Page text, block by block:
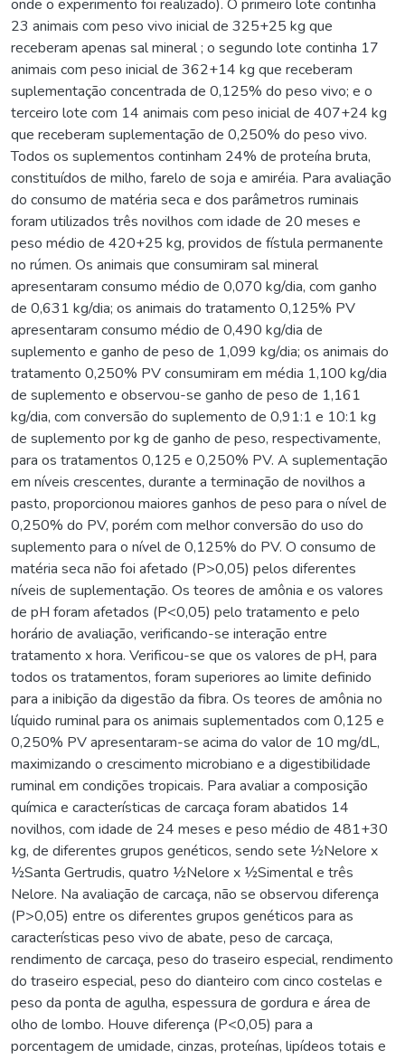
onde o experimento foi realizado). O primeiro lote continha
23 animais com peso vivo inicial de 325+25 kg que
receberam apenas sal mineral ; o segundo lote continha 17
animais com peso inicial de 362+14 kg que receberam
suplementação concentrada de 0,125% do peso vivo; e o
terceiro lote com 14 animais com peso inicial de 407+24 kg
que receberam suplementação de 0,250% do peso vivo.
Todos os suplementos continham 24% de proteína bruta,
constituídos de milho, farelo de soja e amiréia. Para avaliação
do consumo de matéria seca e dos parâmetros ruminais
foram utilizados três novilhos com idade de 20 meses e
peso médio de 420+25 kg, providos de fístula permanente
no rúmen. Os animais que consumiram sal mineral
apresentaram consumo médio de 0,070 kg/dia, com ganho
de 0,631 kg/dia; os animais do tratamento 0,125% PV
apresentaram consumo médio de 0,490 kg/dia de
suplemento e ganho de peso de 1,099 kg/dia; os animais do
tratamento 0,250% PV consumiram em média 1,100 kg/dia
de suplemento e observou-se ganho de peso de 1,161
kg/dia, com conversão do suplemento de 0,91:1 e 10:1 kg
de suplemento por kg de ganho de peso, respectivamente,
para os tratamentos 0,125 e 0,250% PV. A suplementação
em níveis crescentes, durante a terminação de novilhos a
pasto, proporcionou maiores ganhos de peso para o nível de
0,250% do PV, porém com melhor conversão do uso do
suplemento para o nível de 0,125% do PV. O consumo de
matéria seca não foi afetado (P>0,05) pelos diferentes
níveis de suplementação. Os teores de amônia e os valores
de pH foram afetados (P<0,05) pelo tratamento e pelo
horário de avaliação, verificando-se interação entre
tratamento x hora. Verificou-se que os valores de pH, para
todos os tratamentos, foram superiores ao limite definido
para a inibição da digestão da fibra. Os teores de amônia no
líquido ruminal para os animais suplementados com 0,125 e
0,250% PV apresentaram-se acima do valor de 10 mg/dL,
maximizando o crescimento microbiano e a digestibilidade
ruminal em condições tropicais. Para avaliar a composição
química e características de carcaça foram abatidos 14
novilhos, com idade de 24 meses e peso médio de 481+30
kg, de diferentes grupos genéticos, sendo sete ½Nelore x
½Santa Gertrudis, quatro ½Nelore x ½Simental e três
Nelore. Na avaliação de carcaça, não se observou diferença
(P>0,05) entre os diferentes grupos genéticos para as
características peso vivo de abate, peso de carcaça,
rendimento de carcaça, peso do traseiro especial, rendimento
do traseiro especial, peso do dianteiro com cinco costelas e
peso da ponta de agulha, espessura de gordura e área de
olho de lombo. Houve diferença (P<0,05) para a
porcentagem de umidade, cinzas, proteínas, lipídeos totais e